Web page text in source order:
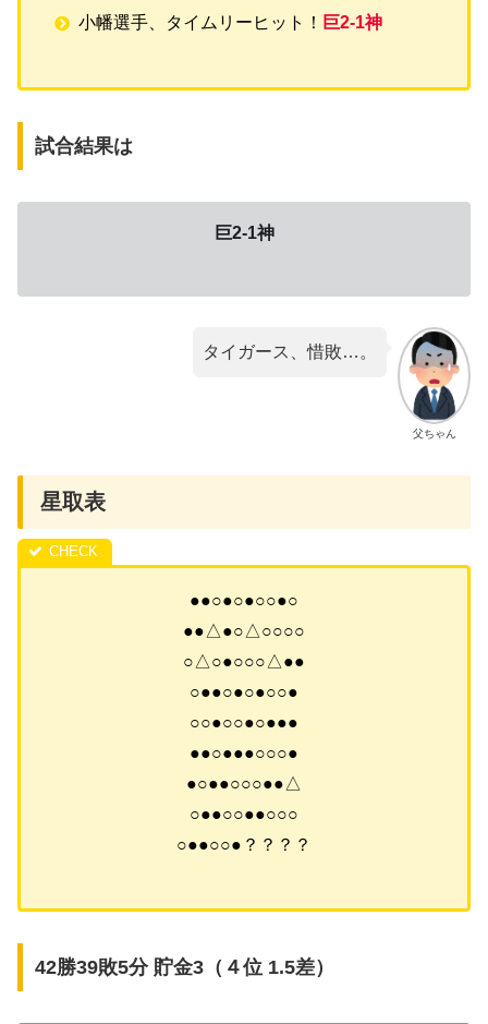
小幡選手、タイムリーヒット！ 巨2-1神
試合結果は
巨2-1神
父ちゃん
タイガース、惜敗…。
星取表
●●○●○●○○●○
●●△●○△○○○○
○△○●○○○△●●
○●●○●○●○○●
○○●○○●○●●●
●●○●●●○○○●
●○●●○○○●●△
○●●○○●●○○○
○●●○○●？？？？
42勝39敗5分 貯金3（４位 1.5差）